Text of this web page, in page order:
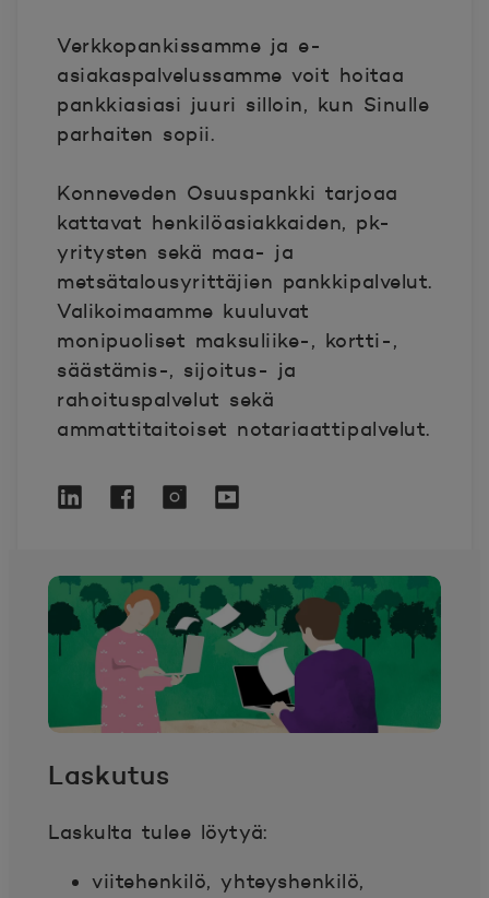
Verkkopankissamme ja e-
asiakaspalvelussamme voit hoitaa
pankkiasiasi juuri silloin, kun Sinulle
parhaiten sopii.
Konneveden Osuuspankki tarjoaa
kattavat henkilöasiakkaiden, pk-
yritysten sekä maa- ja
metsätalousyrittäjien pankkipalvelut.
Valikoimaamme kuuluvat
monipuoliset maksuliike-, kortti-,
säästämis-, sijoitus- ja
rahoituspalvelut sekä
ammattitaitoiset notariaattipalvelut.
Laskutus
Laskulta tulee löytyä:
viitehenkilö, yhteyshenkilö,